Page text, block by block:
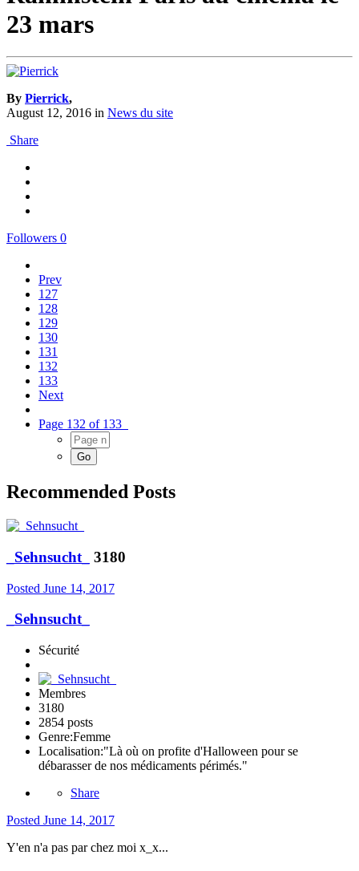
23 mars
By Pierrick,
August 12, 2016 in News du site
Share
Followers 0
Prev
127
128
129
130
131
132
133
Next
Page 132 of 133
Recommended Posts
_Sehnsucht_ 3180
Posted June 14, 2017
_Sehnsucht_
Sécurité
Membres
3180
2854 posts
Genre:Femme
Localisation:"Là où on profite d'Halloween pour se
débarasser de nos médicaments périmés."
Share
Posted June 14, 2017
Y'en n'a pas par chez moi x_x...